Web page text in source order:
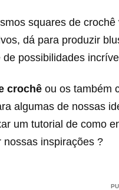
squares de
dá para produzir
de possibilidades
crochê ou os também
algumas de nossas
um tutorial de como
nossas inspirações ?